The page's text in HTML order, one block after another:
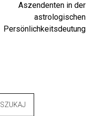
Aszendenten in der
astrologischen
Persönlichkeitsdeutung
SZUKAJ